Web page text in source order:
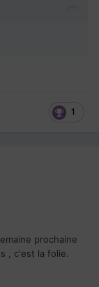
1
prochaine
, c'est la folie.